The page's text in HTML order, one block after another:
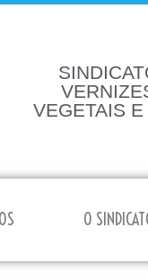
VEGETAIS
O